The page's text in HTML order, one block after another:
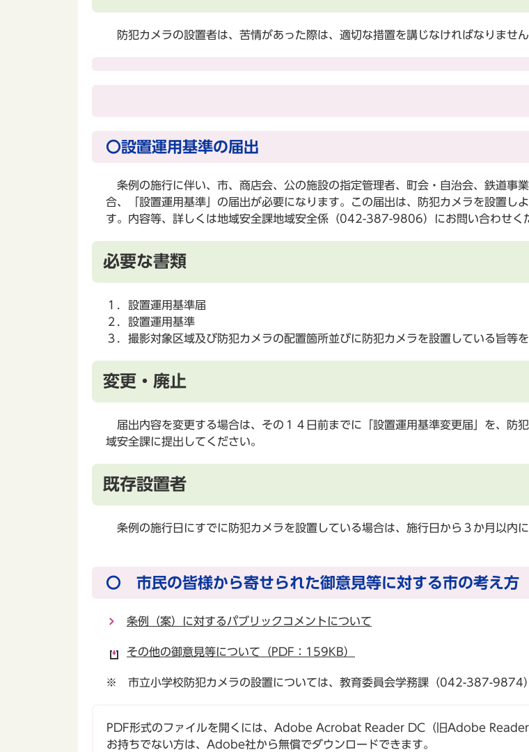
防犯カメラの設置者は、苦情があった際は、適切な措置を講じなければなりません
〇設置運用基準の届出
条例の施行に伴い、市、商店会、公の施設の指定管理者、町会・自治会、鉄道事
合、「設置運用基準」の届出が必要になります。この届出は、防犯カメラを設置し
す。内容等、詳しくは地域安全課地域安全係（042-387-9806）にお問い合わせく
必要な書類
１．設置運用基準届
２．設置運用基準
３．撮影対象区域及び防犯カメラの配置箇所並びに防犯カメラを設置している旨等
変更・廃止
届出内容を変更する場合は、その１４日前までに「設置運用基準変更届」を、防
域安全課に提出してください。
既存設置者
条例の施行日にすでに防犯カメラを設置している場合は、施行日から３か月以内に
〇 市民の皆様から寄せられた御意見等に対する市の考え方
条例（案）に対するパブリックコメントについて
その他の御意見等について（PDF：159KB）
※ 市立小学校防犯カメラの設置については、教育委員会学務課（042-387-9874）
PDF形式のファイルを開くには、Adobe Acrobat Reader DC（旧Adobe Reader
お持ちでない方は、Adobe社から無償でダウンロードできます。